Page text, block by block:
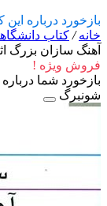
بازخورد درباره این
خانه/ کتاب
آهنگ سازان بزرگ
فروش ویژه !
بازخورد شما
شونبرگ